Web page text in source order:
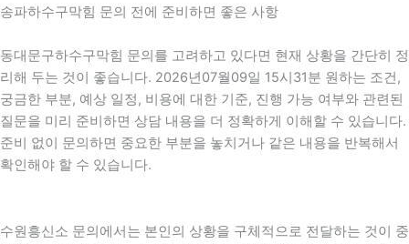
송파하수구막힘 문의 전에 준비하면 좋은 사항
동대문구하수구막힘 문의를 고려하고 있다면 현재 상황을 간단히 정
리해 두는 것이 좋습니다. 2026년07월09일 15시31분 원하는 조건,
궁금한 부분, 예상 일정, 비용에 대한 기준, 진행 가능 여부와 관련된
질문을 미리 준비하면 상담 내용을 더 정확하게 이해할 수 있습니다.
준비 없이 문의하면 중요한 부분을 놓치거나 같은 내용을 반복해서
확인해야 할 수 있습니다.
수원흥신소 문의에서는 본인의 상황을 구체적으로 전달하는 것이 중